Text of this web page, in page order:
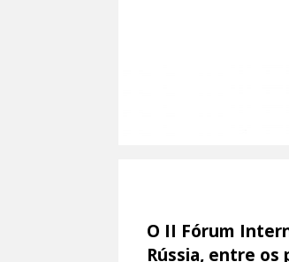
O II Fórum
Rússia, entre